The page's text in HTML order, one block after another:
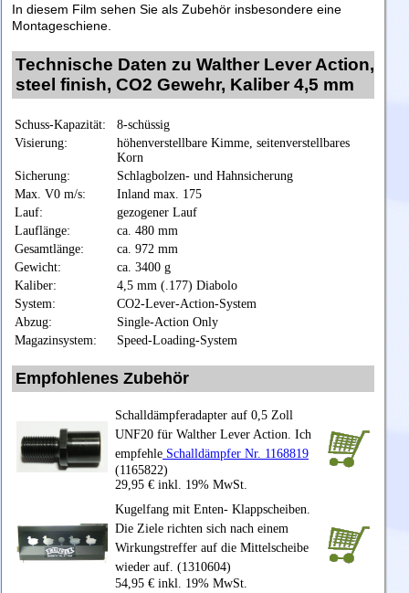
In diesem Film sehen Sie als Zubehör insbesondere eine
Montageschiene.
Technische Daten zu Walther Lever Action,
steel finish, CO2 Gewehr, Kaliber 4,5 mm
Schuss-Kapazität:
8-schüssig
Visierung:
höhenverstellbare Kimme, seitenverstellbares
Korn
Sicherung:
Schlagbolzen- und Hahnsicherung
Max. V0 m/s:
Inland max. 175
Lauf:
gezogener Lauf
Lauflänge:
ca. 480 mm
Gesamtlänge:
ca. 972 mm
Gewicht:
ca. 3400 g
Kaliber:
4,5 mm (.177) Diabolo
System:
CO2-Lever-Action-System
Abzug:
Single-Action Only
Magazinsystem:
Speed-Loading-System
Empfohlenes Zubehör
Schalldämpferadapter auf 0,5 Zoll
UNF20 für Walther Lever Action. Ich
empfehle Schalldämpfer Nr. 1168819
(1165822)
29,95 € inkl. 19% MwSt.
Kugelfang mit Enten- Klappscheiben.
Die Ziele richten sich nach einem
Wirkungstreffer auf die Mittelscheibe
wieder auf. (1310604)
54,95 € inkl. 19% MwSt.